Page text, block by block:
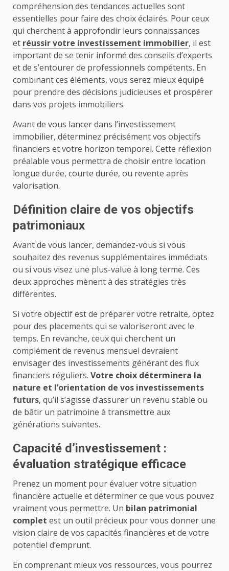
compréhension des tendances actuelles sont
essentielles pour faire des choix éclairés. Pour ceux
qui cherchent à approfondir leurs connaissances
et réussir votre investissement immobilier, il est
important de se tenir informé des conseils d’experts
et de s’entourer de professionnels compétents. En
combinant ces éléments, vous serez mieux équipé
pour prendre des décisions judicieuses et prospérer
dans vos projets immobiliers.
Avant de vous lancer dans l’investissement
immobilier, déterminez précisément vos objectifs
financiers et votre horizon temporel. Cette réflexion
préalable vous permettra de choisir entre location
longue durée, courte durée, ou revente après
valorisation.
Définition claire de vos objectifs
patrimoniaux
Avant de vous lancer, demandez-vous si vous
souhaitez des revenus supplémentaires immédiats
ou si vous visez une plus-value à long terme. Ces
deux approches mènent à des stratégies très
différentes.
Si votre objectif est de préparer votre retraite, optez
pour des placements qui se valoriseront avec le
temps. En revanche, ceux qui cherchent un
complément de revenus mensuel devraient
envisager des investissements générant des flux
financiers réguliers. Votre choix déterminera la
nature et l’orientation de vos investissements
futurs, qu’il s’agisse d’assurer un revenu stable ou
de bâtir un patrimoine à transmettre aux
générations suivantes.
Capacité d’investissement :
évaluation stratégique efficace
Prenez un moment pour évaluer votre situation
financière actuelle et déterminer ce que vous pouvez
vraiment vous permettre. Un bilan patrimonial
complet est un outil précieux pour vous donner une
vision claire de vos capacités financières et de votre
potentiel d’emprunt.
En comprenant mieux vos ressources, vous pourrez